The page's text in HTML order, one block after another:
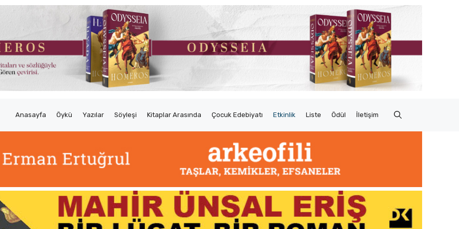
Anasayfa Öykü Yazılar Söyleşi Kitaplar Arasında Çocuk Edebiyatı Etkinlik Liste Ödül İletişim